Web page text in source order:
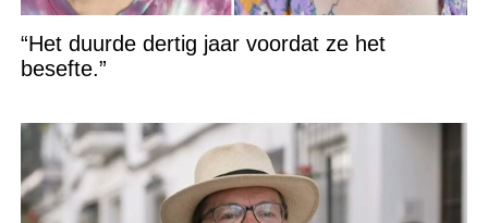
“Het duurde dertig jaar voordat ze het
besefte.”